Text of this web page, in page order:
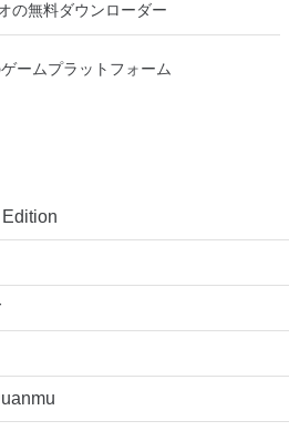
の無料ダウンローダー
ームプラットフォーム